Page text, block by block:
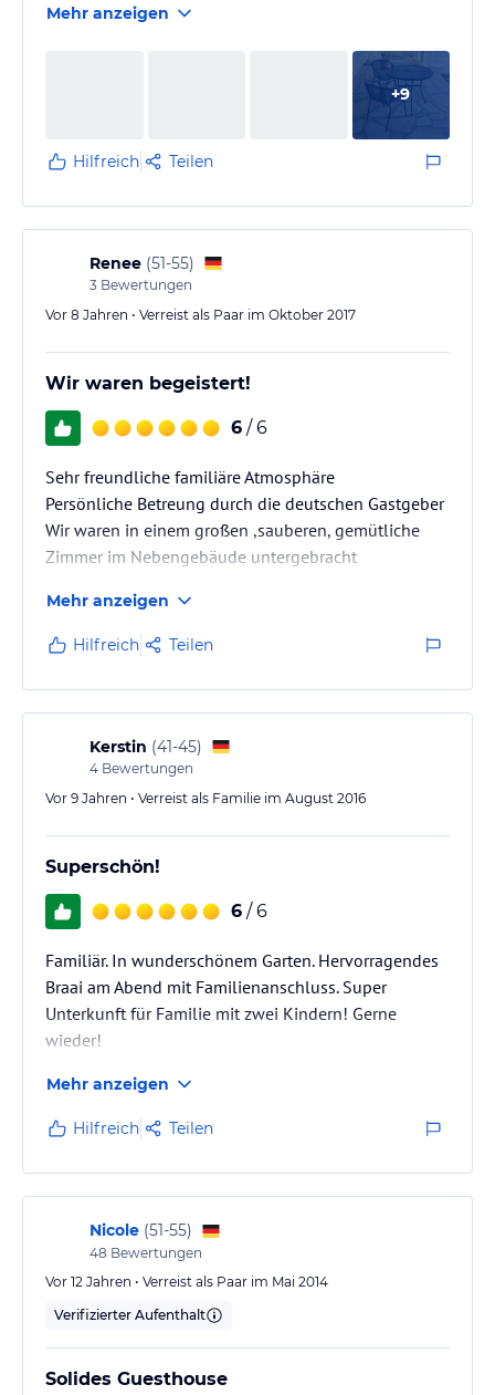
Mehr anzeigen
+9
Hilfreich Teilen
Renee (51-55)
3 Bewertungen
Vor 8 Jahren • Verreist als Paar im Oktober 2017
Wir waren begeistert!
6 / 6
Sehr freundliche familiäre Atmosphäre
Persönliche Betreung durch die deutschen Gastgeber
Wir waren in einem großen ,sauberen, gemütliche
Zimmer im Nebengebäude untergebracht
prima Frühstück
Tolle Erholung im gepflegten grünen Paradies nach
Mehr anzeigen
Hilfreich Teilen
Kerstin (41-45)
4 Bewertungen
Vor 9 Jahren • Verreist als Familie im August 2016
Superschön!
6 / 6
Familiär. In wunderschönem Garten. Hervorragendes
Braai am Abend mit Familienanschluss. Super
Unterkunft für Familie mit zwei Kindern! Gerne
wieder!
Mehr anzeigen
Hilfreich Teilen
Nicole (51-55)
48 Bewertungen
Vor 12 Jahren • Verreist als Paar im Mai 2014
Verifizierter Aufenthalt
Solides Guesthouse